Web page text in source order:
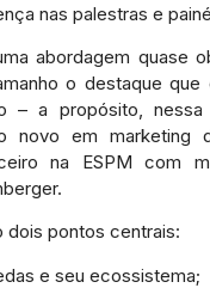
nas palestras e
abordagem quase
o destaque que
– a propósito, nessa
novo em marketing
na ESPM com
dois pontos centrais:
e seu ecossistema;